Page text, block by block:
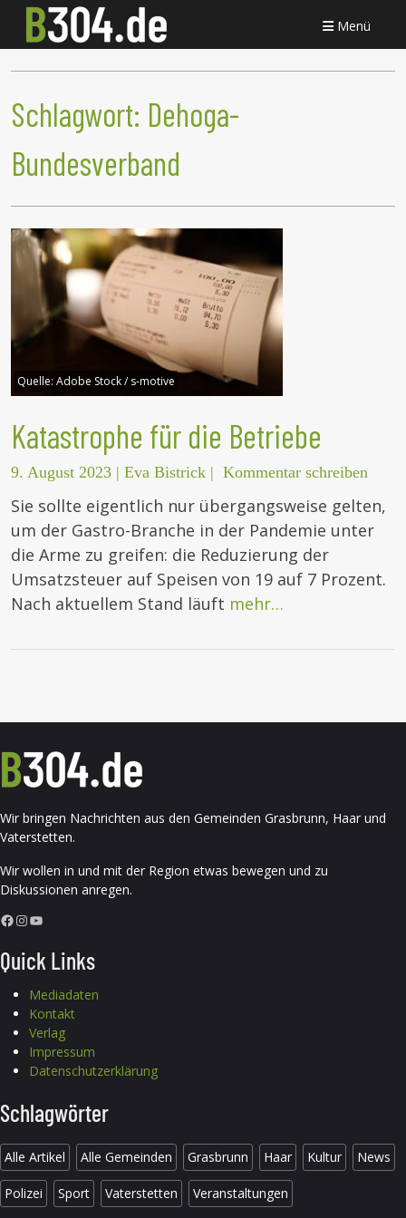
Menü
Schlagwort: Dehoga-
Bundesverband
Quelle: Adobe Stock / s-motive
Katastrophe für die Betriebe
9. August 2023 | Eva Bistrick | Kommentar schreiben
Sie sollte eigentlich nur übergangsweise gelten,
um der Gastro-Branche in der Pandemie unter
die Arme zu greifen: die Reduzierung der
Umsatzsteuer auf Speisen von 19 auf 7 Prozent.
Nach aktuellem Stand läuft mehr…
Wir bringen Nachrichten aus den Gemeinden Grasbrunn, Haar und
Vaterstetten.
Wir wollen in und mit der Region etwas bewegen und zu
Diskussionen anregen.
Facebook InstagramYouTube
Quick Links
Mediadaten
Kontakt
Verlag
Impressum
Datenschutzerklärung
Schlagwörter
Alle Artikel Alle Gemeinden Grasbrunn Haar Kultur News
Polizei Sport Vaterstetten Veranstaltungen